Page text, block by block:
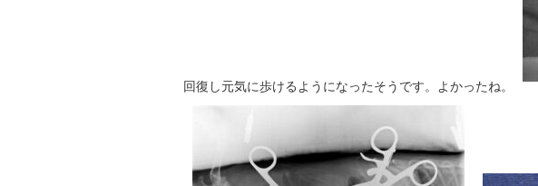
回復し元気に歩けるようになったそうです。よかったね。